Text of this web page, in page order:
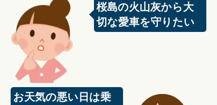
桜島の火山灰から大
切な愛車を守りたい
お天気の悪い日は乗